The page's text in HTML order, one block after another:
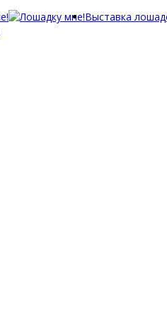
Выставка